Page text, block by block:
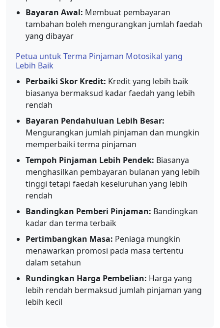
Bayaran Awal: Membuat pembayaran
tambahan boleh mengurangkan jumlah faedah
yang dibayar
Petua untuk Terma Pinjaman Motosikal yang
Lebih Baik
Perbaiki Skor Kredit: Kredit yang lebih baik
biasanya bermaksud kadar faedah yang lebih
rendah
Bayaran Pendahuluan Lebih Besar:
Mengurangkan jumlah pinjaman dan mungkin
memperbaiki terma pinjaman
Tempoh Pinjaman Lebih Pendek: Biasanya
menghasilkan pembayaran bulanan yang lebih
tinggi tetapi faedah keseluruhan yang lebih
rendah
Bandingkan Pemberi Pinjaman: Bandingkan
kadar dan terma terbaik
Pertimbangkan Masa: Peniaga mungkin
menawarkan promosi pada masa tertentu
dalam setahun
Rundingkan Harga Pembelian: Harga yang
lebih rendah bermaksud jumlah pinjaman yang
lebih kecil